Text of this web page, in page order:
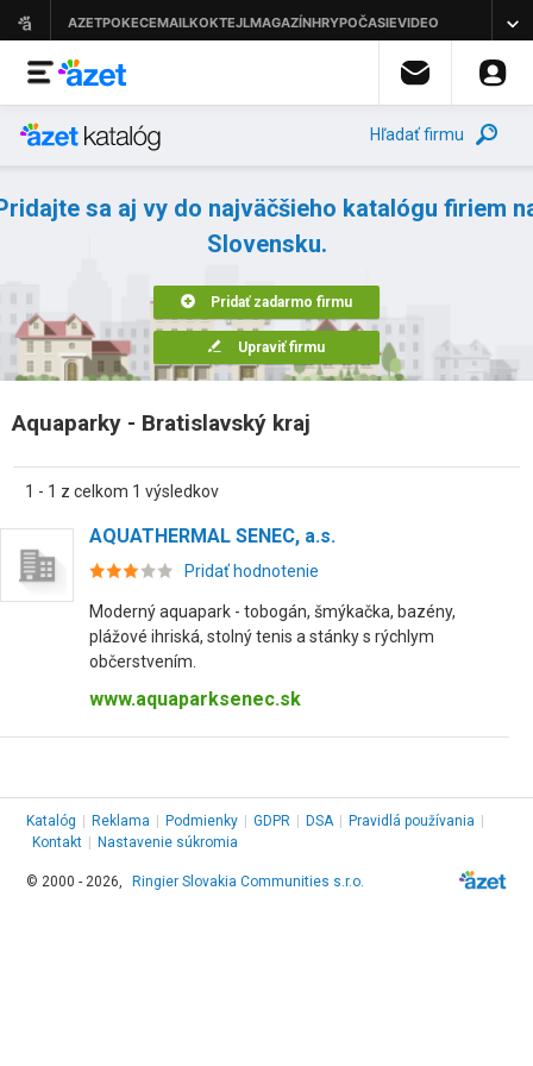
Hľadať firmu
sa aj vy do najväčšieho katalógu firiem
Slovensku.
Pridať zadarmo firmu
Upraviť firmu
Aquaparky - Bratislavský kraj
1 - 1 z celkom 1 výsledkov
AQUATHERMAL SENEC, a.s.
Pridať hodnotenie
Moderný aquapark - tobogán, šmýkačka, bazény,
plážové ihriská, stolný tenis a stánky s rýchlym
občerstvením.
www.aquaparksenec.sk
Katalóg Reklama Podmienky GDPR DSA Pravidlá používania
Kontakt
Nastavenie súkromia
© 2000 - 2026, Ringier Slovakia Communities s.r.o.